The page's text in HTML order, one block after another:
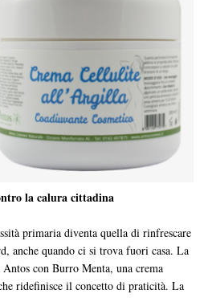
la calura cittadina
primaria diventa quella di rinfrescare
anche quando ci si trova fuori casa. La
con Burro Menta, una crema
ridefinisce il concetto di praticità. La